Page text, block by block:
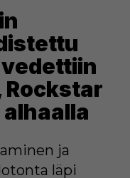
vedettiin
ja
läpi